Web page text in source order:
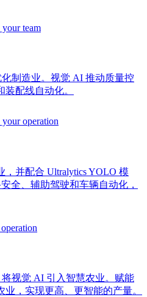
制造业。视觉 AI 推动质量控
配线自动化。
并配合 Ultralytics YOLO 模
全、辅助驾驶和车辆自动化，
视觉 AI 引入智慧农业。赋能
，实现更高、更智能的产量。